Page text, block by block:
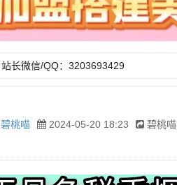
站长微信/QQ：3203693429
碧桃喵 2024-05-20 18:23 碧桃喵